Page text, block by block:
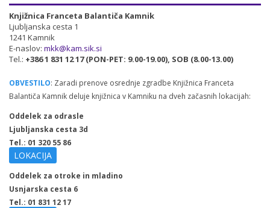
Knjižnica Franceta Balantiča Kamnik
Ljubljanska cesta 1
1241 Kamnik
E-naslov: mkk@kam.sik.si
Tel.: +386 1 831 12 17 (PON-PET: 9.00-19.00), SOB (8.00-13.00)
OBVESTILO: Zaradi prenove osrednje zgradbe Knjižnica Franceta
Balantiča Kamnik deluje knjižnica v Kamniku na dveh začasnih lokacijah:
Oddelek za odrasle
Ljubljanska cesta 3d
Tel.: 01 320 55 86
LOKACIJA
Oddelek za otroke in mladino
Usnjarska cesta 6
Tel.: 01 831 12 17